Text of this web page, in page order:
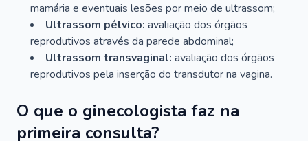
mamária e eventuais lesões por meio de ultrassom;
Ultrassom pélvico: avaliação dos órgãos
reprodutivos através da parede abdominal;
Ultrassom transvaginal: avaliação dos órgãos
reprodutivos pela inserção do transdutor na vagina.
O que o ginecologista faz na
primeira consulta?